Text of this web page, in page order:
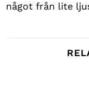
något från lite